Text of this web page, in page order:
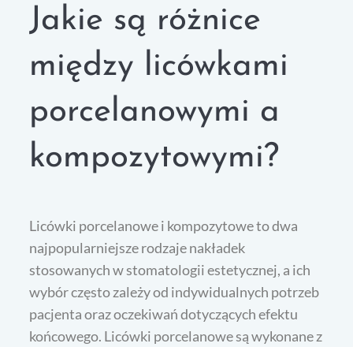
Jakie są różnice
między licówkami
porcelanowymi a
kompozytowymi?
Licówki porcelanowe i kompozytowe to dwa
najpopularniejsze rodzaje nakładek
stosowanych w stomatologii estetycznej, a ich
wybór często zależy od indywidualnych potrzeb
pacjenta oraz oczekiwań dotyczących efektu
końcowego. Licówki porcelanowe są wykonane z